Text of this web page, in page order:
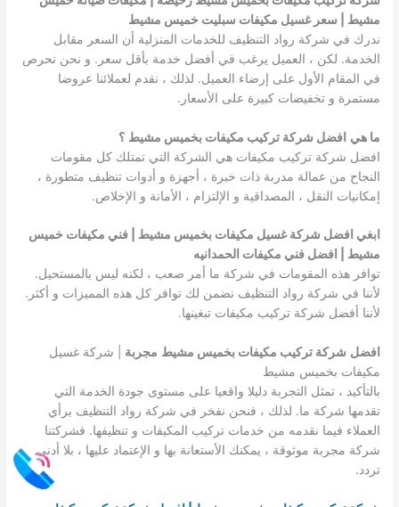
مشيط | سعر غسيل مكيفات سبليت خميس مشيط
ندرك في شركة رواد التنظيف للخدمات المنزلية أن السعر مقابل
الخدمة. لكن ، العميل يرغب في أفضل خدمة بأقل سعر. و نحن نحرص
في المقام الأول على إرضاء العميل. لذلك ، نقدم لعملائنا عروضا
مستمرة و تخفيضات كبيرة على الأسعار.
ما هي افضل شركة تركيب مكيفات بخميس مشيط ؟
افضل شركة تركيب مكيفات هي الشركة التي تمتلك كل مقومات
النجاح من عمالة مدربة ذات خبرة ، أجهزة و أدوات تنظيف متطورة ،
إمكانيات النقل ، المصداقية و الإلتزام ، الأمانة و الإخلاص.
ابغي افضل شركة غسيل مكيفات بخميس مشيط | فني مكيفات خميس
مشيط | افضل فني مكيفات الحمدانيه
توافر هذه المقومات في شركة ما أمر صعب ، لكنه ليس بالمستحيل.
لأننا في شركة رواد التنظيف نضمن لك توافر كل هذه المميزات و أكثر.
لأننا أفضل شركة تركيب مكيفات تبغينها.
افضل شركة تركيب مكيفات بخميس مشيط مجربة | شركة غسيل
مكيفات بخميس مشيط
بالتأكيد ، تمثل التجربة دليلا واقعيا على مستوى جودة الخدمة التي
تقدمها شركة ما. لذلك ، فنحن نفخر في شركة رواد التنظيف برأي
العملاء فيما نقدمه من خدمات تركيب المكيفات و تنظيفها. فشركتنا
شركة مجربة موثوقة ، يمكنك الأستعانة بها و الإعتماد عليها ، بلا أدنى
تردد.